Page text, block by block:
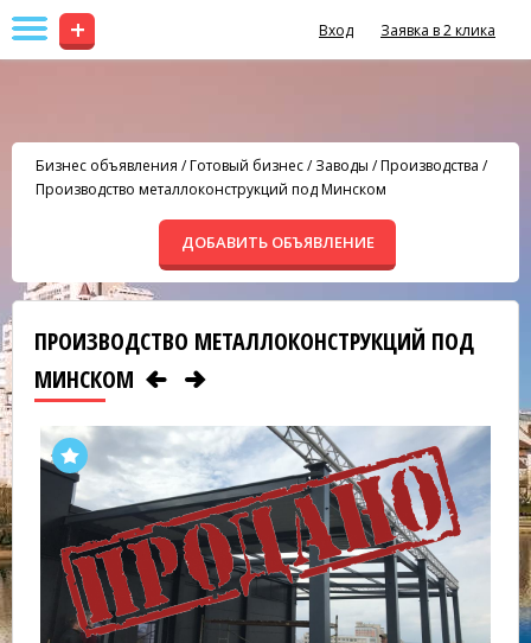
+ Вход Заявка в 2 клика
Бизнес объявления /Готовый бизнес/Заводы / Производства /
Производство металлоконструкций под Минском
ДОБАВИТЬ ОБЪЯВЛЕНИЕ
ПРОИЗВОДСТВО МЕТАЛЛОКОНСТРУКЦИЙ ПОД
МИНСКОМ